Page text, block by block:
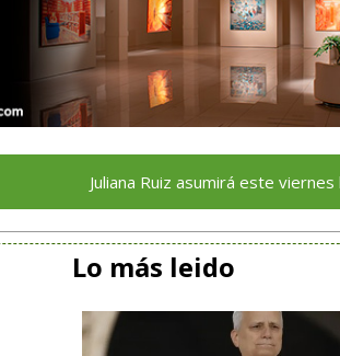
Juliana Ruiz asumirá este viernes la alcaldía
Lo más leido